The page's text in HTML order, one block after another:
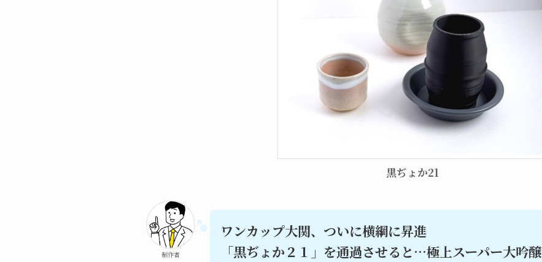
黒ぢょか21
制作者
ワンカップ大関、ついに横綱に昇進
「黒ぢょか２１」を通過させると…極上スーパー大吟醸